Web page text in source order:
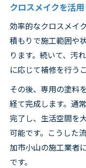
由
クロスメイ
由
クロスメイ
較
壁紙リフォ
景
クロスメイ
説
クロスメ
クロスメイクを活
効率的なクロスメイ
積もりで施工範囲や
ります。続いて、汚
に応じて補修を行う
その後、専用の塗料
経て完成します。通
完了し、生活空間を
可能です。こうした
加市小山の施工業者
です。